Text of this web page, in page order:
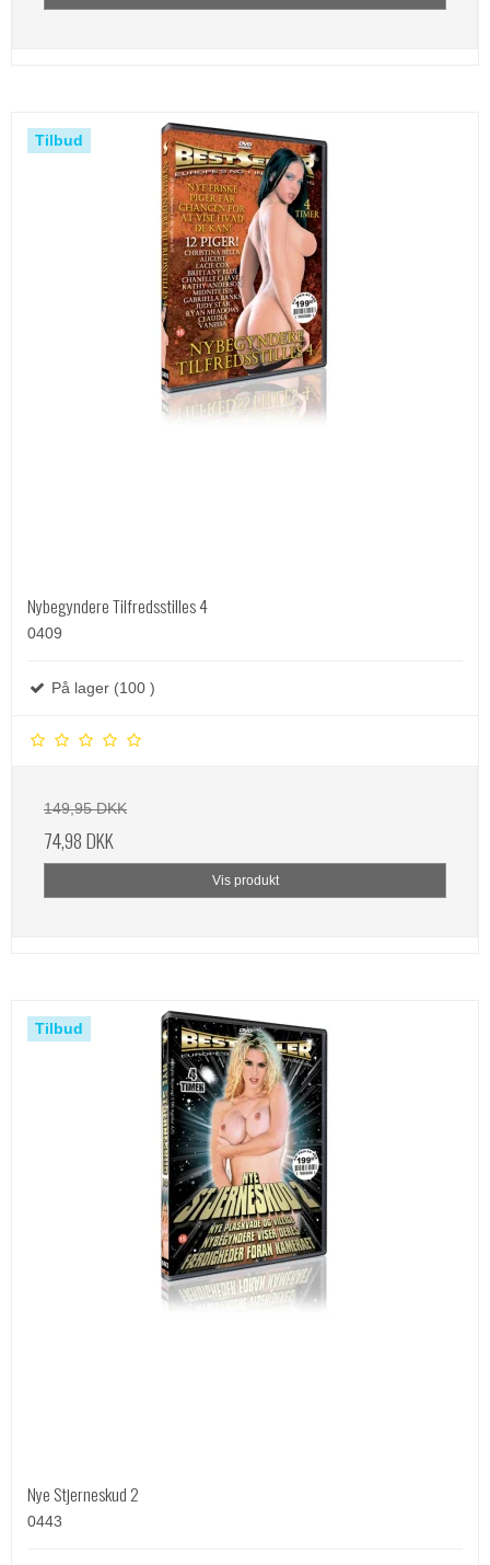
Tilbud
Nybegyndere Tilfredsstilles 4
0409
På lager (100 )
149,95 DKK
74,98 DKK
Vis produkt
Tilbud
Nye Stjerneskud 2
0443